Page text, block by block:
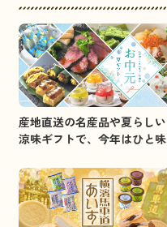
産地直送の名産品や夏らしい
涼味ギフトで、今年はひと味